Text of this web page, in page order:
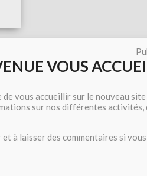
VOUS
de vous accueillir sur le nouveau
sur nos différentes activités,
à laisser des commentaires si